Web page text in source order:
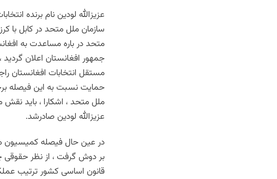
عزیزالله لودین نام برنده
سازمان ملل متحد در کابل با
متحد در باره مساعدت به
جمهور افغانستان اعلان
مستقل انتخابات افغانستان
حمایت نسبت به این فیصله
ملل متحد ، اشکارا ، باید
عزیزالله لودین صادرشد.
در عین حال فیصله کمیسیون
بر دوش گرفت ، از نظر حقوقی
قانون اساسی کشور ترتیب